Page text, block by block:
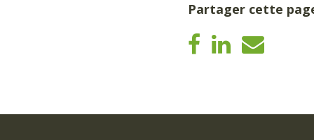
Partager cette